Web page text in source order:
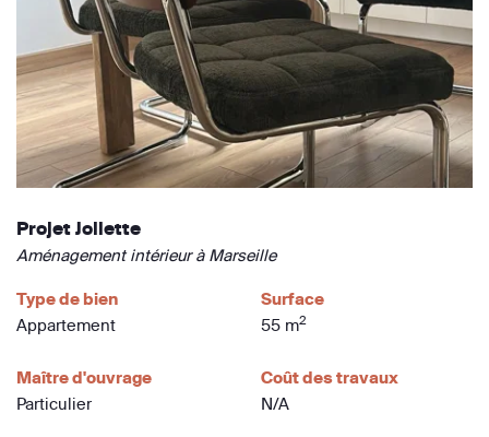
Projet Joliette
Aménagement intérieur à Marseille
Type de bien
Appartement
Surface
55 m2
Maître d'ouvrage
Particulier
Coût des travaux
N/A